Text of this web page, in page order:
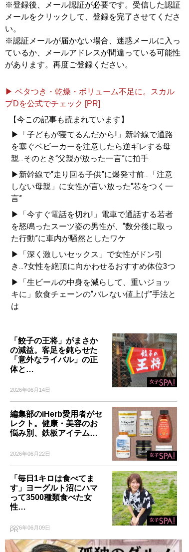
※登録後、メール認証が必要です。受信した認証
メールをクリックして、登録を完了させてくださ
い。
※認証メールが届かない場合、迷惑メールに入っ
ているか、メールアドレスが間違っている可能性
があります。再度ご登録ください。
▶ ベタつき・乾燥・ボリューム不足に。スカル
プDを公式でチェック [PR]
【今この記事も読まれています】
▶「子どもが寝てるんだから!」新幹線で通路
を塞ぐベビーカーを注意したら逆ギレする母
親...そのとき“父親が放った一言”に拍手
▶新幹線で“走り回る子供”に爆発寸前...「注意
しない母親」に女性が言い放った“芯をつく一
言”
▶「今すぐ電話を切れ!」電車で通話する若者
を怒鳴ったスーツ姿の男性が、“数分後に取っ
た行動”に車内が騒然としたワケ
▶「深く激しいセックス」で女性がドン引
き...?女性を絶頂に向かわせるおすすめ体位3つ
▶「生ビールの中身を減らして、重いジョッ
キに」飲食チェーンの“バレない値上げ”手法と
は
「餃子の王将」がまさか
の減益。客足を鈍らせた
「意外なライバル」の正
体と…
2026年06月14日
編集部のiHerb愛用者がセ
レクト。健康・美容のお
悩み別、鉄板アイテム…
2026年06月22日
「毎日1キロは食べてま
す」ヨーグルト沼にハマ
って3500種類食べた女
性…
2026年06月09日
PR